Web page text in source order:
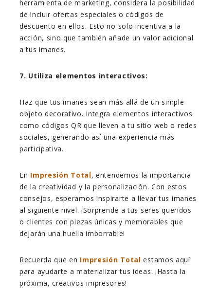
herramienta de marketing, considera la posibilidad
de incluir ofertas especiales o códigos de
descuento en ellos. Esto no solo incentiva a la
acción, sino que también añade un valor adicional
a tus imanes.
7. Utiliza elementos interactivos:
Haz que tus imanes sean más allá de un simple
objeto decorativo. Integra elementos interactivos
como códigos QR que lleven a tu sitio web o redes
sociales, generando así una experiencia más
participativa.
En Impresión Total, entendemos la importancia
de la creatividad y la personalización. Con estos
consejos, esperamos inspirarte a llevar tus imanes
al siguiente nivel. ¡Sorprende a tus seres queridos
o clientes con piezas únicas y memorables que
dejarán una huella imborrable!
Recuerda que en Impresión Total estamos aquí
para ayudarte a materializar tus ideas. ¡Hasta la
próxima, creativos impresores!